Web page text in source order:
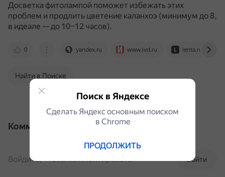
Досветка фитолампой поможет избежать этих
проблем и продлить цветение каланхоэ (минимум до 8,
в идеале — до 10–12 часов).
0 yandex.ru www.ivd.ru lenta.ru
Найти в Поиске
Комментарии
Войти
Войдите, чтобы комментировать
Поиск в Яндексе
Сделать Яндекс основным поиском
в Сhrome
ПРОДОЛЖИТЬ